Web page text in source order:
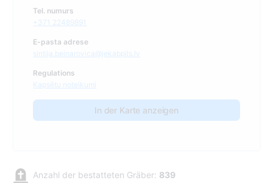
Tel. numurs
+371 22489891
E-pasta adrese
sintija.beinarovica@jekabpils.lv
Regulations
Kapsētu noteikumi
In der Karte anzeigen
Anzahl der bestatteten Gräber: 839